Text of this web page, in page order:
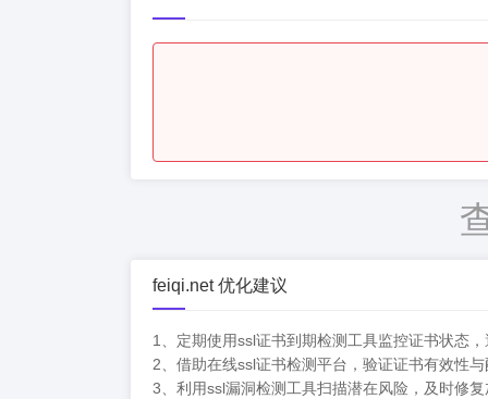
feiqi.net 优化建议
1、定期使用ssl证书到期检测工具监控证书状态
2、借助在线ssl证书检测平台，验证证书有效性
3、利用ssl漏洞检测工具扫描潜在风险，及时修